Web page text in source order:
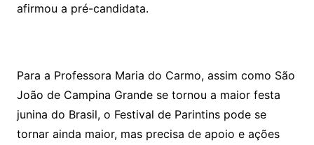
afirmou a pré-candidata.
Para a Professora Maria do Carmo, assim como São
João de Campina Grande se tornou a maior festa
junina do Brasil, o Festival de Parintins pode se
tornar ainda maior, mas precisa de apoio e ações